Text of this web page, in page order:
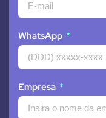
WhatsApp
Empresa